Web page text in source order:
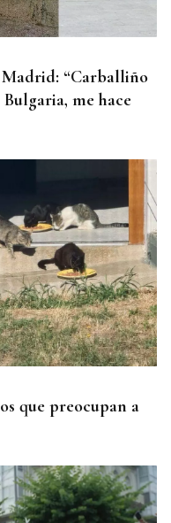
“Carballiño
me hace
que preocupan a